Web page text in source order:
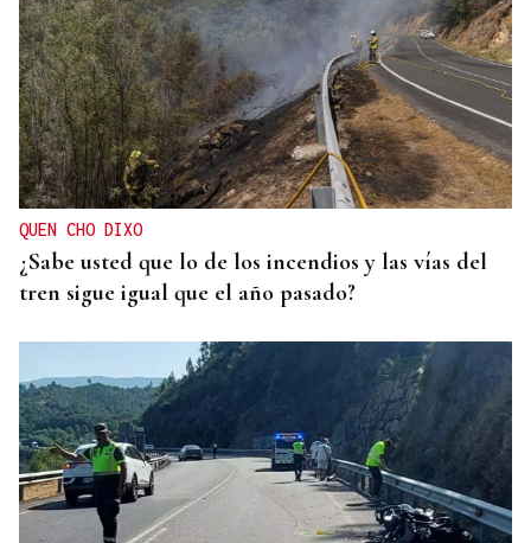
QUEN CHO DIXO
¿Sabe usted que lo de los incendios y las vías del
tren sigue igual que el año pasado?